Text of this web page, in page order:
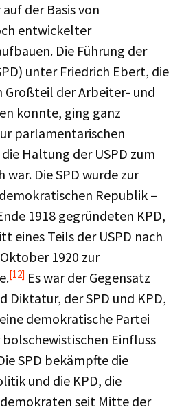
der Basis von
entwickelter
Die Führung der
unter Friedrich Ebert, die
Großteil der Arbeiter- und
konnte, ging ganz
parlamentarischen
Haltung der USPD zum
Die SPD wurde zur
Republik –
1918 gegründeten KPD,
eines Teils der USPD nach
1920 zur
[12] Es war der Gegensatz
Diktatur, der SPD und KPD,
demokratische Partei
Einfluss
SPD bekämpfte die
und die KPD, die
seit Mitte der